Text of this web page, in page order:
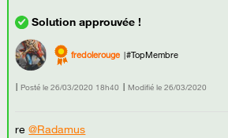
fredolerouge #TopMembre
Posté le ‎26/03/2020 18h40 Modifié le 26/03/2020
re@Radamus